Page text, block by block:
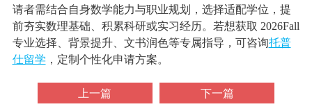
请者需结合自身数学能力与职业规划，选择适配学位，提
前夯实数理基础、积累科研或实习经历。若想获取 2026Fall
专业选择、背景提升、文书润色等专属指导，可咨询托普
仕留学 ，定制个性化申请方案。
上一篇 下一篇